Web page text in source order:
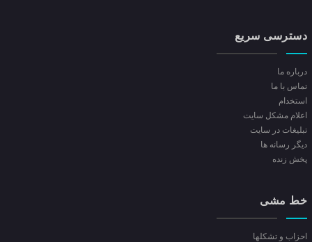
دسترسی سریع
درباره ما
تماس با ما
استخدام
اعلام مشکل سایت
تبلیغات در سایت
ديگر رسانه ها
پخش زنده
خط مشی
احزاب و تشکلها